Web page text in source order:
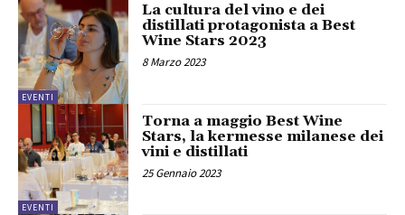
EVENTI
La cultura del vino e dei
distillati protagonista a Best
Wine Stars 2023
8 Marzo 2023
EVENTI
Torna a maggio Best Wine
Stars, la kermesse milanese dei
vini e distillati
25 Gennaio 2023